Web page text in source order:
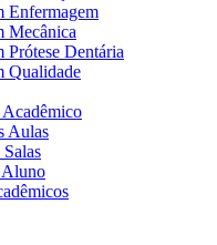
Enfermagem
Mecânica
Prótese Dentária
Qualidade
Aulas